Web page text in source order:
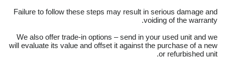
Failure to follow these steps may result in serious damage and
voiding of the warranty.
We also offer trade-in options – send in your used unit and we
will evaluate its value and offset it against the purchase of a new
or refurbished unit.